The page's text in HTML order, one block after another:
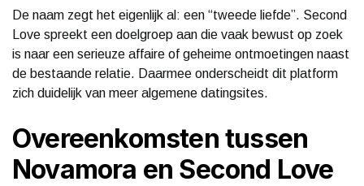
De naam zegt het eigenlijk al: een “tweede liefde”. Second
Love spreekt een doelgroep aan die vaak bewust op zoek
is naar een serieuze affaire of geheime ontmoetingen naast
de bestaande relatie. Daarmee onderscheidt dit platform
zich duidelijk van meer algemene datingsites.
Overeenkomsten tussen
Novamora en Second Love